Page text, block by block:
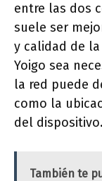
entre las dos
suele ser
y calidad de
Yoigo sea
la red puede
como la
del dispositivo.
También te